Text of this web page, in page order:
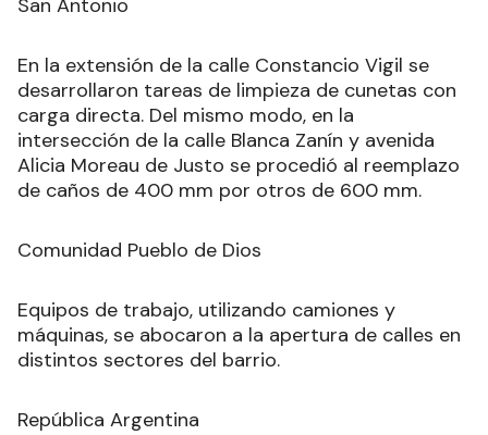
San Antonio
En la extensión de la calle Constancio Vigil se
desarrollaron tareas de limpieza de cunetas con
carga directa. Del mismo modo, en la
intersección de la calle Blanca Zanín y avenida
Alicia Moreau de Justo se procedió al reemplazo
de caños de 400 mm por otros de 600 mm.
Comunidad Pueblo de Dios
Equipos de trabajo, utilizando camiones y
máquinas, se abocaron a la apertura de calles en
distintos sectores del barrio.
República Argentina